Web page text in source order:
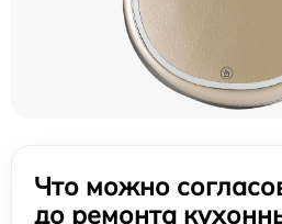
Что можно
до ремонта